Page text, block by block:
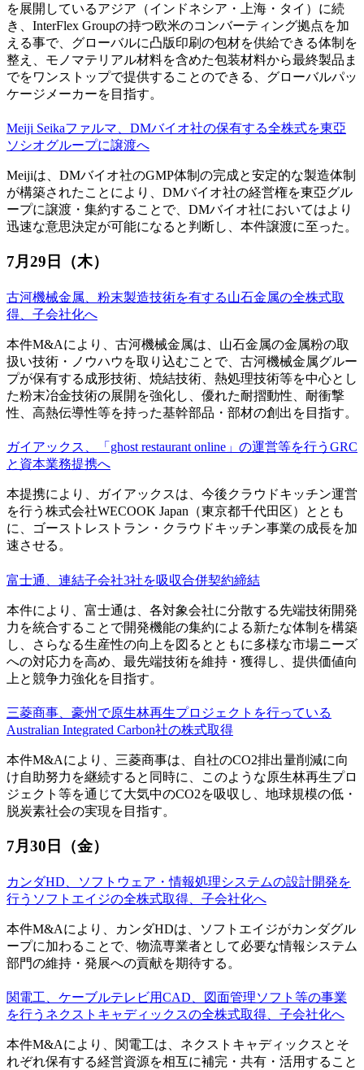
を展開しているアジア（インドネシア・上海・タイ）に続
き、InterFlex Groupの持つ欧米のコンバーティング拠点を加
える事で、グローバルに凸版印刷の包材を供給できる体制を
整え、モノマテリアル材料を含めた包装材料から最終製品ま
でをワンストップで提供することのできる、グローバルパッ
ケージメーカーを目指す。
Meiji Seikaファルマ、DMバイオ社の保有する全株式を東亞
ソシオグループに譲渡へ
Meijiは、DMバイオ社のGMP体制の完成と安定的な製造体制
が構築されたことにより、DMバイオ社の経営権を東亞グル
ープに譲渡・集約することで、DMバイオ社においてはより
迅速な意思決定が可能になると判断し、本件譲渡に至った。
7月29日（木）
古河機械金属、粉末製造技術を有する山石金属の全株式取
得、子会社化へ
本件M&Aにより、古河機械金属は、山石金属の金属粉の取
扱い技術・ノウハウを取り込むことで、古河機械金属グルー
プが保有する成形技術、焼結技術、熱処理技術等を中心とし
た粉末冶金技術の展開を強化し、優れた耐摺動性、耐衝撃
性、高熱伝導性等を持った基幹部品・部材の創出を目指す。
ガイアックス、「ghost ​restaurant online」の運営等を行うGRC
と資本業務提携へ
本提携により、ガイアックスは、今後クラウドキッチン運営
を行う株式会社WECOOK Japan（東京都千代田区）ととも
に、ゴーストレストラン・クラウドキッチン事業の成長を加
速させる。
富士通、連結子会社3社を吸収合併契約締結
本件により、富士通は、各対象会社に分散する先端技術開発
力を統合することで開発機能の集約による新たな体制を構築
し、さらなる生産性の向上を図るとともに多様な市場ニーズ
への対応力を高め、最先端技術を維持・獲得し、提供価値向
上と競争力強化を目指す。
三菱商事、豪州で原生林再生プロジェクトを行っている
Australian Integrated Carbon社の株式取得
本件M&Aにより、三菱商事は、自社のCO2排出量削減に向
け自助努力を継続すると同時に、このような原生林再生プロ
ジェクト等を通じて大気中のCO2を吸収し、地球規模の低・
脱炭素社会の実現を目指す。
7月30日（金）
カンダHD、ソフトウェア・情報処理システムの設計開発を
行うソフトエイジの全株式取得、子会社化へ
本件M&Aにより、カンダHDは、ソフトエイジがカンダグル
ープに加わることで、物流専業者として必要な情報システム
部門の維持・発展への貢献を期待する。
関電工、ケーブルテレビ用CAD、図面管理ソフト等の事業
を行うネクストキャディックスの全株式取得、子会社化へ
本件M&Aにより、関電工は、ネクストキャディックスとそ
れぞれ保有する経営資源を相互に補完・共有・活用すること